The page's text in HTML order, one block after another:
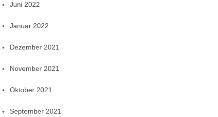
Juni 2022
Januar 2022
Dezember 2021
November 2021
Oktober 2021
September 2021